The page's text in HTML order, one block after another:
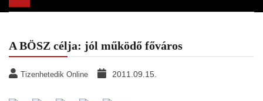
navigation
A BÖSZ célja: jól működő főváros
Tizenhetedik Online 2011.09.15.